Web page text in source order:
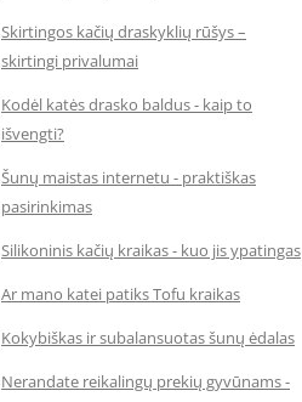
Skirtingos kačių draskyklių rūšys –
skirtingi privalumai
Kodėl katės drasko baldus - kaip to
išvengti?
Šunų maistas internetu - praktiškas
pasirinkimas
Silikoninis kačių kraikas - kuo jis ypatingas
Ar mano katei patiks Tofu kraikas
Kokybiškas ir subalansuotas šunų ėdalas
Nerandate reikalingų prekių gyvūnams -